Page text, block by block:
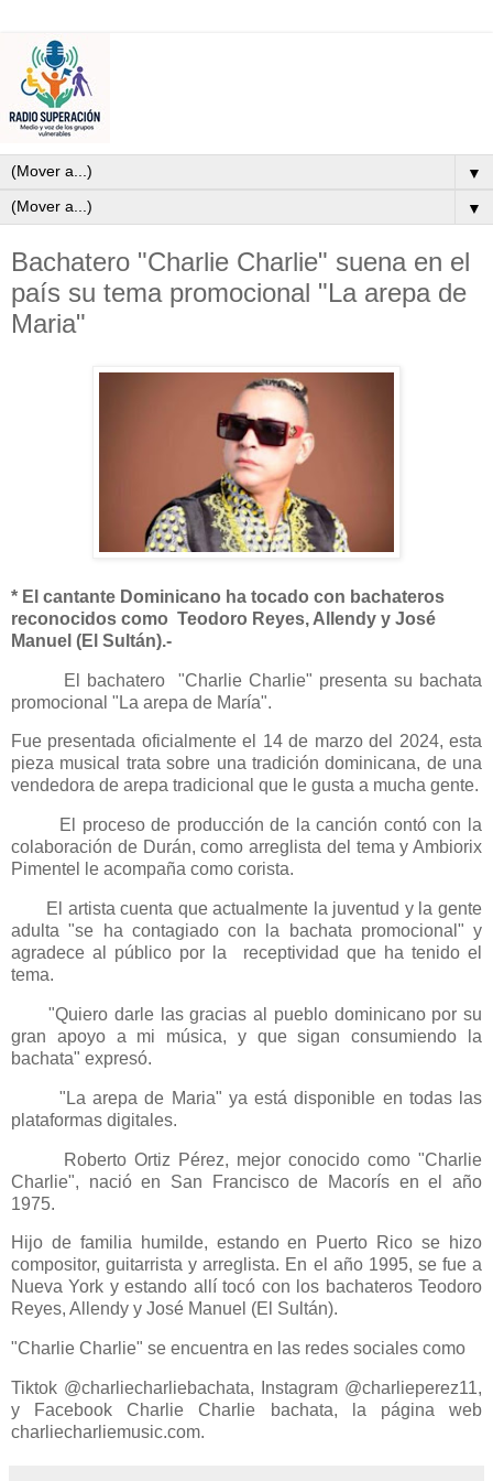
▼
▼
Bachatero "Charlie Charlie" suena en el
país su tema promocional "La arepa de
Maria"
* El cantante Dominicano ha tocado con bachateros
reconocidos como Teodoro Reyes, Allendy y José
Manuel (El Sultán).-
El bachatero "Charlie Charlie" presenta su bachata
promocional "La arepa de María".
Fue presentada oficialmente el 14 de marzo del 2024, esta
pieza musical trata sobre una tradición dominicana, de una
vendedora de arepa tradicional que le gusta a mucha gente.
El proceso de producción de la canción contó con la
colaboración de Durán, como arreglista del tema y Ambiorix
Pimentel le acompaña como corista.
El artista cuenta que actualmente la juventud y la gente
adulta "se ha contagiado con la bachata promocional" y
agradece al público por la receptividad que ha tenido el
tema.
"Quiero darle las gracias al pueblo dominicano por su
gran apoyo a mi música, y que sigan consumiendo la
bachata" expresó.
"La arepa de Maria" ya está disponible en todas las
plataformas digitales.
Roberto Ortiz Pérez, mejor conocido como "Charlie
Charlie", nació en San Francisco de Macorís en el año
1975.
Hijo de familia humilde, estando en Puerto Rico se hizo
compositor, guitarrista y arreglista. En el año 1995, se fue a
Nueva York y estando allí tocó con los bachateros Teodoro
Reyes, Allendy y José Manuel (El Sultán).
"Charlie Charlie" se encuentra en las redes sociales como
Tiktok @charliecharliebachata, Instagram @charlieperez11,
y Facebook Charlie Charlie bachata, la página web
charliecharliemusic.com.